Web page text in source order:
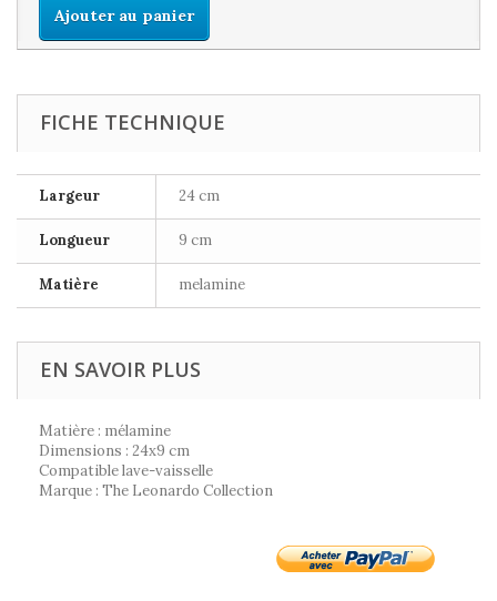
Ajouter au panier
FICHE TECHNIQUE
Largeur 24 cm
Longueur 9 cm
Matière melamine
EN SAVOIR PLUS
Matière : mélamine
Dimensions : 24x9 cm
Compatible lave-vaisselle
Marque : The Leonardo Collection